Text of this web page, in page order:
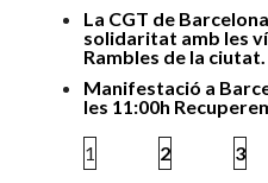
La CGT de
solidaritat amb les
Rambles de la ciutat.
Manifestació a
les 11:00h
1 2 3